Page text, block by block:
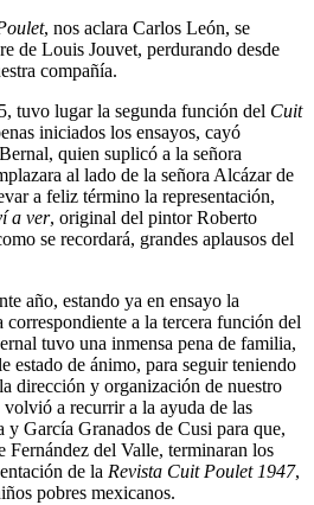
, nos aclara Carlos León, se
de Louis Jouvet, perdurando desde
compañía.
tuvo lugar la segunda función del Cuit
iniciados los ensayos, cayó
quien suplicó a la señora
al lado de la señora Alcázar de
a feliz término la representación,
a ver, original del pintor Roberto
se recordará, grandes aplausos del
año, estando ya en ensayo la
correspondiente a la tercera función del
tuvo una inmensa pena de familia,
estado de ánimo, para seguir teniendo
dirección y organización de nuestro
a recurrir a la ayuda de las
y García Granados de Cusi para que,
Fernández del Valle, terminaran los
de la Revista Cuit Poulet 1947,
pobres mexicanos.